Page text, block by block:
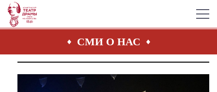
СМИ О НАС